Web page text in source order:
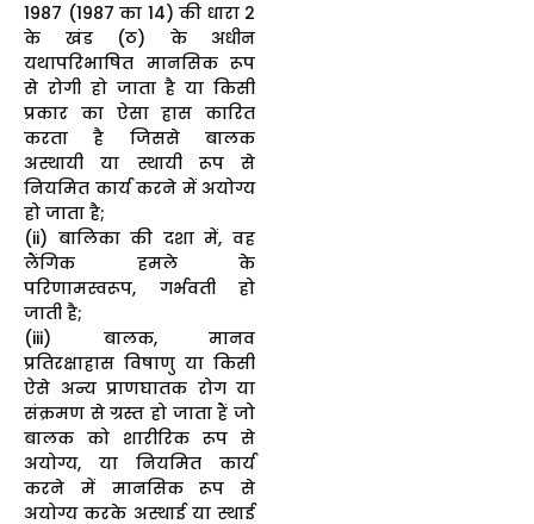
1987 (1987 का 14) की धारा 2
के खंड (ठ) के अधीन
यथापरिभाषित मानसिक रूप
से रोगी हो जाता है या किसी
प्रकार का ऐसा ह्रास कारित
करता है जिससे बालक
अस्थायी या स्थायी रूप से
नियमित कार्य करने में अयोग्य
हो जाता है;
(ii) बालिका की दशा में, वह
लैंगिक हमले के
परिणामस्वरूप, गर्भवती हो
जाती है;
(iii) बालक, मानव
प्रतिरक्षाह्रास विषाणु या किसी
ऐसे अन्य प्राणघातक रोग या
संक्रमण से ग्रस्त हो जाता हैं जो
बालक को शारीरिक रूप से
अयोग्य, या नियमित कार्य
करने में मानसिक रूप से
अयोग्य करके अस्थाई या स्थाई